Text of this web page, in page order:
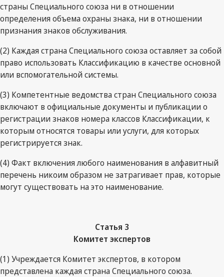
страны Специального союза ни в отношении
определения объема охраны знака, ни в отношении
признания знаков обслуживания.
(2) Каждая страна Специального союза оставляет за собой
право использовать Классификацию в качестве основной
или вспомогательной системы.
(3) Компетентные ведомства стран Специального союза
включают в официальные документы и публикации о
регистрации знаков номера классов Классификации, к
которым относятся товары или услуги, для которых
регистрируется знак.
(4) Факт включения любого наименования в алфавитный
перечень никоим образом не затрагивает прав, которые
могут существовать на это наименование.
Статья 3
Комитет экспертов
(1) Учреждается Комитет экспертов, в котором
представлена каждая страна Специального союза.